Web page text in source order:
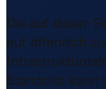
Die auf dieser
auf öffentlich
Standorts kann